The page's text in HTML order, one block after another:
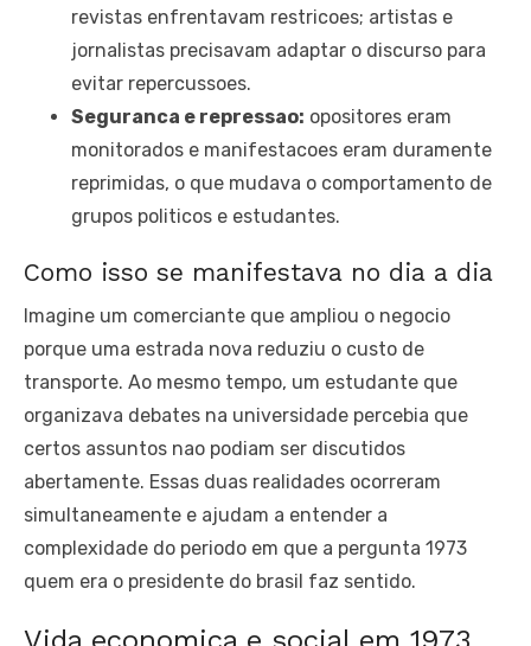
revistas enfrentavam restricoes; artistas e
jornalistas precisavam adaptar o discurso para
evitar repercussoes.
Seguranca e repressao: opositores eram
monitorados e manifestacoes eram duramente
reprimidas, o que mudava o comportamento de
grupos politicos e estudantes.
Como isso se manifestava no dia a dia
Imagine um comerciante que ampliou o negocio
porque uma estrada nova reduziu o custo de
transporte. Ao mesmo tempo, um estudante que
organizava debates na universidade percebia que
certos assuntos nao podiam ser discutidos
abertamente. Essas duas realidades ocorreram
simultaneamente e ajudam a entender a
complexidade do periodo em que a pergunta 1973
quem era o presidente do brasil faz sentido.